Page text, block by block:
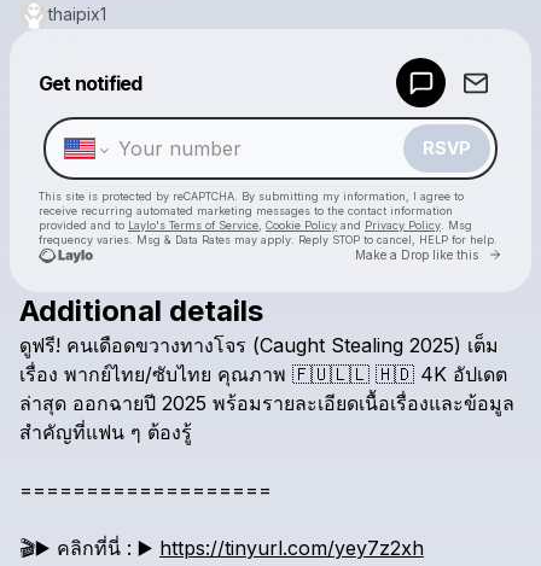
thaipix1
Get notified
RSVP
This site is protected by reCAPTCHA. By submitting my information, I agree to
receive recurring automated marketing messages to the contact information
provided and to Laylo's Terms of Service Cookie Policy and Privacy Policy . Msg
frequency varies. Msg & Data Rates may apply. Reply STOP to cancel, HELP for help.
Make a Drop like this Go
Check your texts
Additional details
ดูฟรี! คนเดือดขวางทางโจร (Caught Stealing 2025) เต็ม
เรื่อง พากย์ไทย/ซับไทย คุณภาพ ​🇫​​🇺​​🇱​​🇱​ ​🇭​​🇩​ 4K อัปเดต
ล่าสุด ออกฉายปี 2025 พร้อมรายละเอียดเนื้อเรื่องและข้อมูล
สำคัญที่แฟน ๆ ต้องรู้
===================
🎬️▶️ คลิกที่นี่ : ▶️ https://tinyurl.com/yey7z2xh